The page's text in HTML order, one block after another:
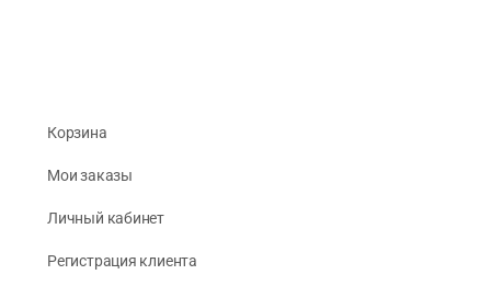
Корзина
Мои заказы
Личный кабинет
Регистрация клиента